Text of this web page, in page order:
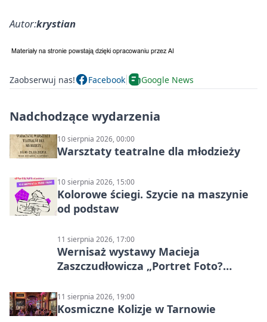
Autor:krystian
Zaobserwuj nas! Facebook Google News
Nadchodzące wydarzenia
10 sierpnia 2026, 00:00
Warsztaty teatralne dla młodzieży
10 sierpnia 2026, 15:00
Kolorowe ściegi. Szycie na maszynie
od podstaw
11 sierpnia 2026, 17:00
Wernisaż wystawy Macieja
Zaszczudłowicza „Portret Foto?
11 sierpnia 2026, 19:00
Kosmiczne Kolizje w Tarnowie